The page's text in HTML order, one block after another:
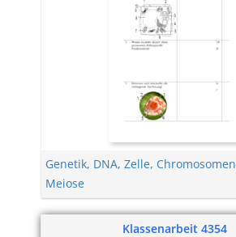
Genetik, DNA, Zelle, Chromosomen
Meiose
Klassenarbeit 4354